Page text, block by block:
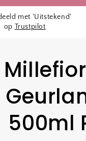
met 'Uitstekend'
op Trustpilot
500ml